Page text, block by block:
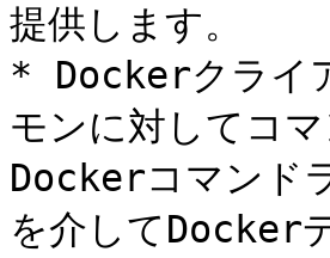
提供します。
* Dockerクライ
モンに対してコ
Dockerコマンド
を介してDocker